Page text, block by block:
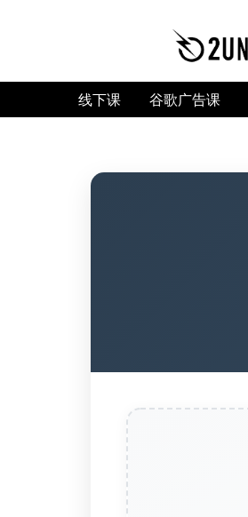
线下课 谷歌广告课